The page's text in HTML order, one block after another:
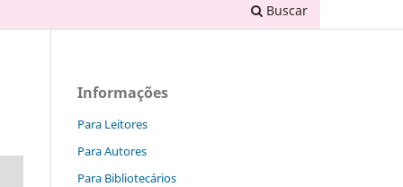
Buscar
Informações
Para Leitores
Para Autores
Para Bibliotecários